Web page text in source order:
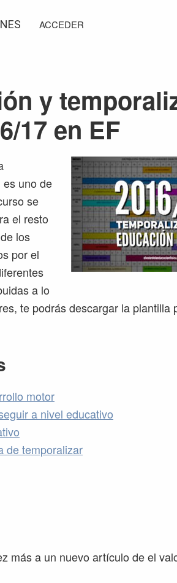
ACCEDER
y
17 en EF
uno de
se
el resto
los
por el
a lo
te podrás descargar la plantilla
motor
a nivel educativo
de temporalizar
más a un nuevo artículo de el